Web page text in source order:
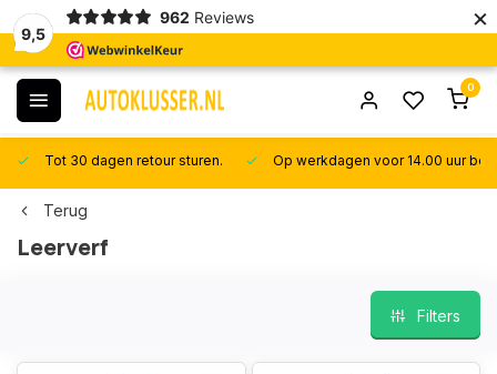
9,5
962 Reviews ×
0
Tot 30 dagen retour sturen. Op werkdagen voor 14.00 uur
Terug
Leerverf
Filters